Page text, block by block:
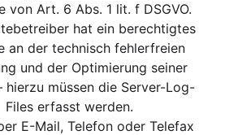
von Art. 6 Abs. 1 lit. f DSGVO.
hat ein berechtigtes
an der technisch fehlerfreien
und der Optimierung seiner
hierzu müssen die Server-Log-
Files erfasst werden.
E-Mail, Telefon oder Telefax